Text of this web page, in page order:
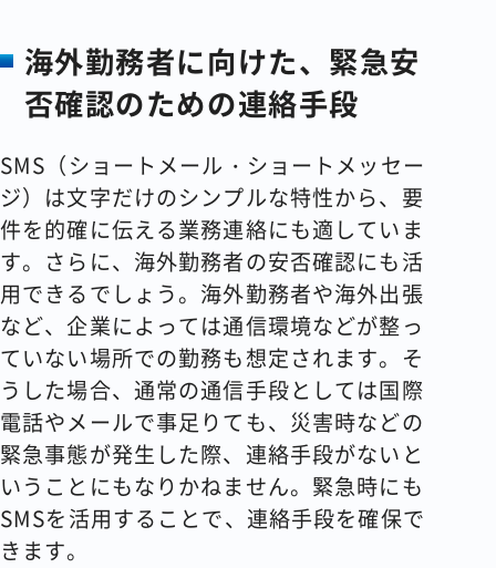
海外勤務者に向けた、緊急安
否確認のための連絡手段
SMS（ショートメール・ショートメッセー
ジ）は文字だけのシンプルな特性から、要
件を的確に伝える業務連絡にも適していま
す。さらに、海外勤務者の安否確認にも活
用できるでしょう。海外勤務者や海外出張
など、企業によっては通信環境などが整っ
ていない場所での勤務も想定されます。そ
うした場合、通常の通信手段としては国際
電話やメールで事足りても、災害時などの
緊急事態が発生した際、連絡手段がないと
いうことにもなりかねません。緊急時にも
SMSを活用することで、連絡手段を確保で
きます。